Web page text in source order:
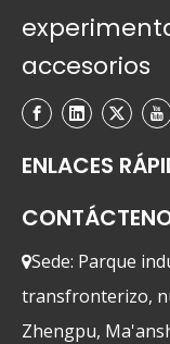
accesorios
ENLACES
Sede: Parque
transfronterizo,
Zhengpu,